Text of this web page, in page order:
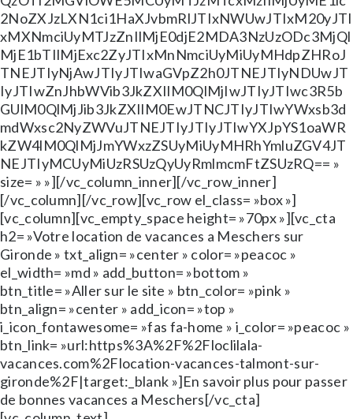
2NoZXJzLXN1ci1HaXJvbmRlJTIxNWUwJTIxM20yJTI
xMXNmciUyMTJzZnIlMjE0djE2MDA3NzUzODc3MjQl
MjE1bTIlMjExc2ZyJTIxMnNmciUyMiUyMHdpZHRoJ
TNEJTIyNjAwJTIyJTIwaGVpZ2h0JTNEJTIyNDUwJT
IyJTIwZnJhbWVib3JkZXIlM0QlMjIwJTIyJTIwc3R5b
GUlM0QlMjJib3JkZXIlM0EwJTNCJTIyJTIwYWxsb3d
mdWxsc2NyZWVuJTNEJTIyJTIyJTIwYXJpYS1oaWR
kZW4lM0QlMjJmYWxzZSUyMiUyMHRhYmluZGV4JT
NEJTIyMCUyMiUzRSUzQyUyRmlmcmFtZSUzRQ== »
size= » »][/vc_column_inner][/vc_row_inner]
[/vc_column][/vc_row][vc_row el_class= »box »]
[vc_column][vc_empty_space height= »70px »][vc_cta
h2= »Votre location de vacances a Meschers sur
Gironde » txt_align= »center » color= »peacoc »
el_width= »md » add_button= »bottom »
btn_title= »Aller sur le site » btn_color= »pink »
btn_align= »center » add_icon= »top »
i_icon_fontawesome= »fas fa-home » i_color= »peacoc »
btn_link= »url:https%3A%2F%2Floclilala-
vacances.com%2Flocation-vacances-talmont-sur-
gironde%2F|target:_blank »]En savoir plus pour passer
de bonnes vacances a Meschers[/vc_cta]